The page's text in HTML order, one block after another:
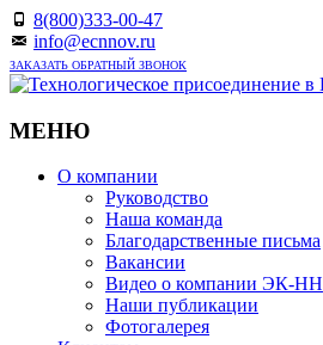
8(800)333-00-47
info@ecnnov.ru
ЗАКАЗАТЬ ОБРАТНЫЙ ЗВОНОК
МЕНЮ
Skip
О компании
Руководство
Наша команда
Благодарственные письма
Вакансии
Видео о компании ЭК-НН
Наши публикации
Фотогалерея